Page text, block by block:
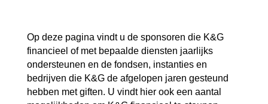
Op deze pagina vindt u de sponsoren die K&G
financieel of met bepaalde diensten jaarlijks
ondersteunen en de fondsen, instanties en
bedrijven die K&G de afgelopen jaren gesteund
hebben met giften. U vindt hier ook een aantal